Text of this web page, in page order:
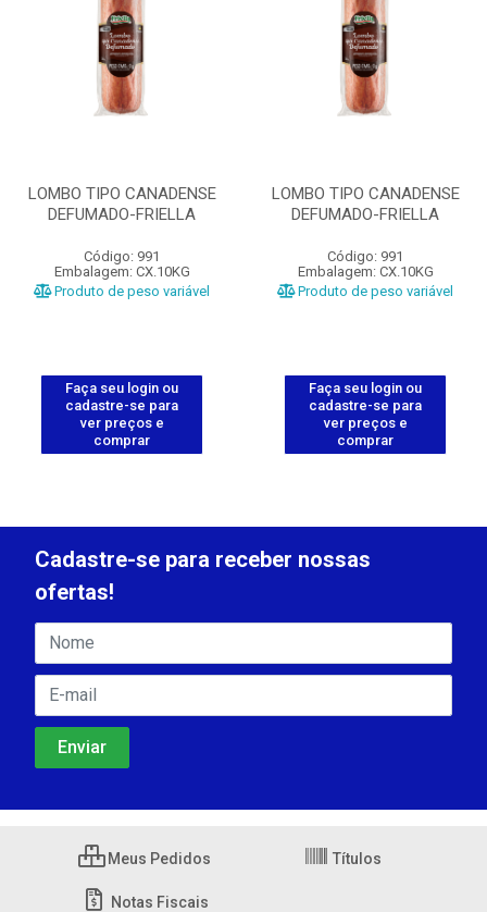
LOMBO TIPO CANADENSE
DEFUMADO-FRIELLA
Código: 991
Embalagem: CX.10KG
Produto de peso variável
Faça seu login ou
cadastre-se para
ver preços e
comprar
LOMBO TIPO CANADENSE
DEFUMADO-FRIELLA
Código: 991
Embalagem: CX.10KG
Produto de peso variável
Faça seu login ou
cadastre-se para
ver preços e
comprar
Cadastre-se para receber nossas
ofertas!
Meus Pedidos Títulos
Notas Fiscais